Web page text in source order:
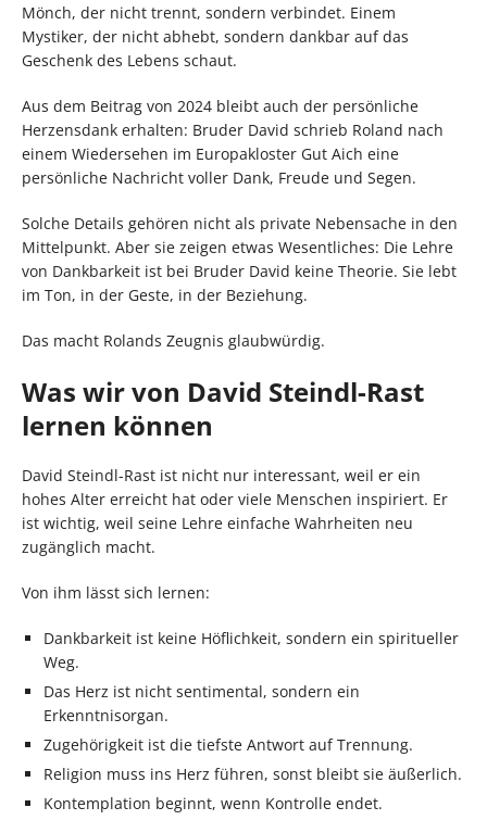
Mönch, der nicht trennt, sondern verbindet. Einem
Mystiker, der nicht abhebt, sondern dankbar auf das
Geschenk des Lebens schaut.
Aus dem Beitrag von 2024 bleibt auch der persönliche
Herzensdank erhalten: Bruder David schrieb Roland nach
einem Wiedersehen im Europakloster Gut Aich eine
persönliche Nachricht voller Dank, Freude und Segen.
Solche Details gehören nicht als private Nebensache in den
Mittelpunkt. Aber sie zeigen etwas Wesentliches: Die Lehre
von Dankbarkeit ist bei Bruder David keine Theorie. Sie lebt
im Ton, in der Geste, in der Beziehung.
Das macht Rolands Zeugnis glaubwürdig.
Was wir von David Steindl-Rast
lernen können
David Steindl-Rast ist nicht nur interessant, weil er ein
hohes Alter erreicht hat oder viele Menschen inspiriert. Er
ist wichtig, weil seine Lehre einfache Wahrheiten neu
zugänglich macht.
Von ihm lässt sich lernen:
Dankbarkeit ist keine Höflichkeit, sondern ein spiritueller
Weg.
Das Herz ist nicht sentimental, sondern ein
Erkenntnisorgan.
Zugehörigkeit ist die tiefste Antwort auf Trennung.
Religion muss ins Herz führen, sonst bleibt sie äußerlich.
Kontemplation beginnt, wenn Kontrolle endet.